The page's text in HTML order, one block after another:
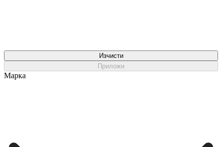
Изчисти
Приложи
Марка